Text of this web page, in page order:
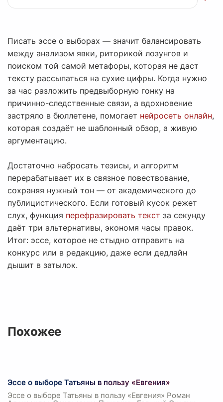
Писать эссе о выборах — значит балансировать
между анализом явки, риторикой лозунгов и
поиском той самой метафоры, которая не даст
тексту рассыпаться на сухие цифры. Когда нужно
за час разложить предвыборную гонку на
причинно-следственные связи, а вдохновение
застряло в бюллетене, помогает нейросеть онлайн,
которая создаёт не шаблонный обзор, а живую
аргументацию.
Достаточно набросать тезисы, и алгоритм
перерабатывает их в связное повествование,
сохраняя нужный тон — от академического до
публицистического. Если готовый кусок режет
слух, функция перефразировать текст за секунду
даёт три альтернативы, экономя часы правок.
Итог: эссе, которое не стыдно отправить на
конкурс или в редакцию, даже если дедлайн
дышит в затылок.
Похожее
Эссе о выборе Татьяны в пользу «Евгения»
Эссе о выборе Татьяны в пользу «Евгения» Роман